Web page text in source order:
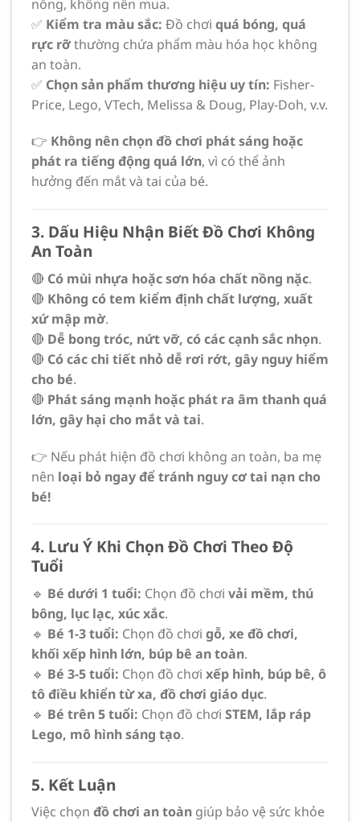
nồng, không nên mua.
✅ Kiểm tra màu sắc: Đồ chơi quá bóng, quá
rực rỡthường chứa phẩm màu hóa học không
an toàn.
✅ Chọn sản phẩm thương hiệu uy tín: Fisher-
Price, Lego, VTech, Melissa & Doug, Play-Doh, v.v.
👉 Không nên chọn đồ chơi phát sáng hoặc
phát ra tiếng động quá lớn, vì có thể ảnh
hưởng đến mắt và tai của bé.
3. Dấu Hiệu Nhận Biết Đồ Chơi Không
An Toàn
🔴 Có mùi nhựa hoặc sơn hóa chất nồng nặc.
🔴 Không có tem kiểm định chất lượng, xuất
xứ mập mờ.
🔴 Dễ bong tróc, nứt vỡ, có các cạnh sắc nhọn.
🔴 Có các chi tiết nhỏ dễ rơi rớt, gây nguy hiểm
cho bé.
🔴 Phát sáng mạnh hoặc phát ra âm thanh quá
lớn, gây hại cho mắt và tai.
👉 Nếu phát hiện đồ chơi không an toàn, ba mẹ
nên loại bỏ ngay để tránh nguy cơ tai nạn cho
bé!
4. Lưu Ý Khi Chọn Đồ Chơi Theo Độ
Tuổi
🔹 Bé dưới 1 tuổi: Chọn đồ chơi vải mềm, thú
bông, lục lạc, xúc xắc.
🔹 Bé 1-3 tuổi: Chọn đồ chơi gỗ, xe đồ chơi,
khối xếp hình lớn, búp bê an toàn.
🔹 Bé 3-5 tuổi: Chọn đồ chơi xếp hình, búp bê, ô
tô điều khiển từ xa, đồ chơi giáo dục.
🔹 Bé trên 5 tuổi: Chọn đồ chơi STEM, lắp ráp
Lego, mô hình sáng tạo.
5. Kết Luận
Việc chọn đồ chơi an toàn giúp bảo vệ sức khỏe